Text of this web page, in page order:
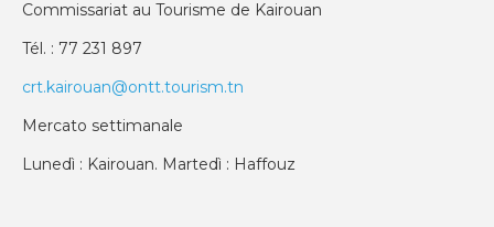
Commissariat au Tourisme de Kairouan
Tél. : 77 231 897
crt.kairouan@ontt.tourism.tn
Mercato settimanale
Lunedì : Kairouan. Martedì : Haffouz